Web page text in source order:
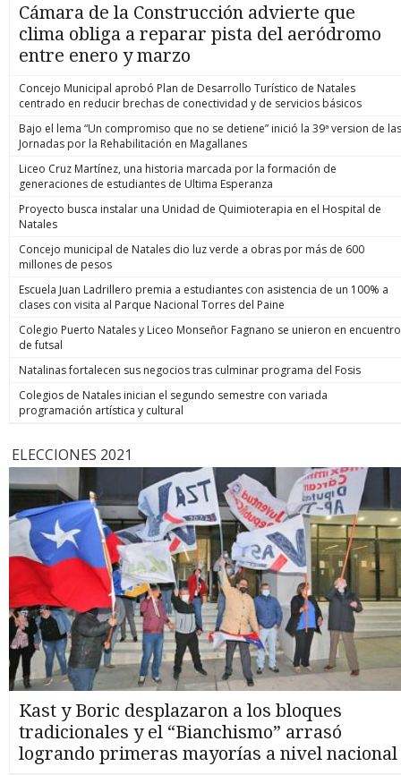
Cámara de la Construcción advierte que
clima obliga a reparar pista del aeródromo
entre enero y marzo
Concejo Municipal aprobó Plan de Desarrollo Turístico de Natales
centrado en reducir brechas de conectividad y de servicios básicos
Bajo el lema “Un compromiso que no se detiene” inició la 39ª version de las
Jornadas por la Rehabilitación en Magallanes
Liceo Cruz Martínez, una historia marcada por la formación de
generaciones de estudiantes de Ultima Esperanza
Proyecto busca instalar una Unidad de Quimioterapia en el Hospital de
Natales
Concejo municipal de Natales dio luz verde a obras por más de 600
millones de pesos
Escuela Juan Ladrillero premia a estudiantes con asistencia de un 100% a
clases con visita al Parque Nacional Torres del Paine
Colegio Puerto Natales y Liceo Monseñor Fagnano se unieron en encuentro
de futsal
Natalinas fortalecen sus negocios tras culminar programa del Fosis
Colegios de Natales inician el segundo semestre con variada
programación artística y cultural
ELECCIONES 2021
Kast y Boric desplazaron a los bloques
tradicionales y el “Bianchismo” arrasó
logrando primeras mayorías a nivel nacional